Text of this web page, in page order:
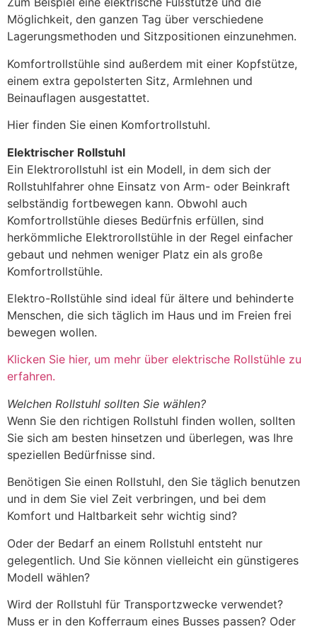
Möglichkeit, den ganzen Tag über verschiedene
Lagerungsmethoden und Sitzpositionen einzunehmen.
Komfortrollstühle sind außerdem mit einer Kopfstütze,
einem extra gepolsterten Sitz, Armlehnen und
Beinauflagen ausgestattet.
Hier finden Sie einen Komfortrollstuhl.
Elektrischer Rollstuhl
Ein Elektrorollstuhl ist ein Modell, in dem sich der
Rollstuhlfahrer ohne Einsatz von Arm- oder Beinkraft
selbständig fortbewegen kann. Obwohl auch
Komfortrollstühle dieses Bedürfnis erfüllen, sind
herkömmliche Elektrorollstühle in der Regel einfacher
gebaut und nehmen weniger Platz ein als große
Komfortrollstühle.
Elektro-Rollstühle sind ideal für ältere und behinderte
Menschen, die sich täglich im Haus und im Freien frei
bewegen wollen.
Klicken Sie hier, um mehr über elektrische Rollstühle zu
erfahren.
Welchen Rollstuhl sollten Sie wählen?
Wenn Sie den richtigen Rollstuhl finden wollen, sollten
Sie sich am besten hinsetzen und überlegen, was Ihre
speziellen Bedürfnisse sind.
Benötigen Sie einen Rollstuhl, den Sie täglich benutzen
und in dem Sie viel Zeit verbringen, und bei dem
Komfort und Haltbarkeit sehr wichtig sind?
Oder der Bedarf an einem Rollstuhl entsteht nur
gelegentlich. Und Sie können vielleicht ein günstigeres
Modell wählen?
Wird der Rollstuhl für Transportzwecke verwendet?
Muss er in den Kofferraum eines Busses passen? Oder